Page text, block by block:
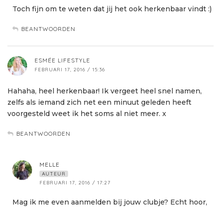
Toch fijn om te weten dat jij het ook herkenbaar vindt :)
BEANTWOORDEN
ESMÉE LIFESTYLE
FEBRUARI 17, 2016 / 15:36
Hahaha, heel herkenbaar! Ik vergeet heel snel namen,
zelfs als iemand zich net een minuut geleden heeft
voorgesteld weet ik het soms al niet meer. x
BEANTWOORDEN
MELLE
AUTEUR
FEBRUARI 17, 2016 / 17:27
Mag ik me even aanmelden bij jouw clubje? Echt hoor,